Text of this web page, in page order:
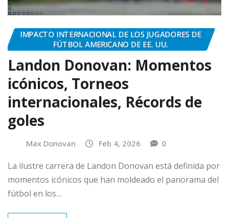
IMPACTO INTERNACIONAL DE LOS JUGADORES DE
FÚTBOL AMERICANO DE EE. UU.
Landon Donovan: Momentos
icónicos, Torneos
internacionales, Récords de
goles
Max Donovan Feb 4, 2026 0
La ilustre carrera de Landon Donovan está definida por
momentos icónicos que han moldeado el panorama del
fútbol en los…